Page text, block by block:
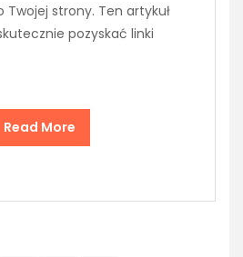
strony. Ten artykuł
pozyskać linki
Read More